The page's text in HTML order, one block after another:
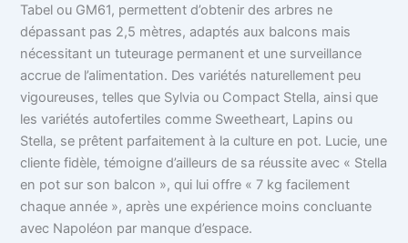
Tabel ou GM61, permettent d’obtenir des arbres ne
dépassant pas 2,5 mètres, adaptés aux balcons mais
nécessitant un tuteurage permanent et une surveillance
accrue de l’alimentation. Des variétés naturellement peu
vigoureuses, telles que Sylvia ou Compact Stella, ainsi que
les variétés autofertiles comme Sweetheart, Lapins ou
Stella, se prêtent parfaitement à la culture en pot. Lucie, une
cliente fidèle, témoigne d’ailleurs de sa réussite avec « Stella
en pot sur son balcon », qui lui offre « 7 kg facilement
chaque année », après une expérience moins concluante
avec Napoléon par manque d’espace.